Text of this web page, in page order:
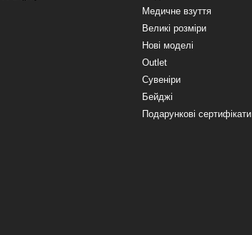
Медичне взуття
Великі розміри
Нові моделі
Outlet
Сувеніри
Бейджі
Подарункові сертифікати